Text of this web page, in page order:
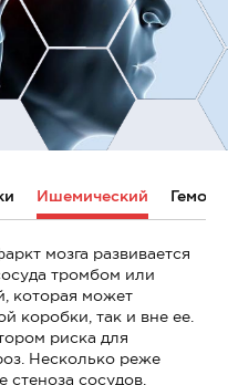
Ишемический
мозга развивается
тромбом или
которая может
коробки, так и вне ее.
риска для
Несколько реже
стеноза сосудов,